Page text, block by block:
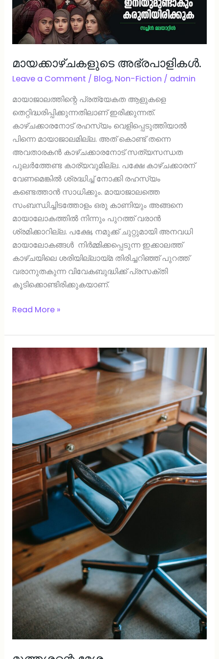
മായക്കാഴ്ചകളുടെ അഭ്രപാളികൾ.
Leave a Comment / Blog, Non-Fiction / admin
മായാജാലത്തിന്റെ പ്രത്യേകത ആളുകളെ
തെറ്റിദ്ധരിപ്പിക്കുന്നതിലാണ് ഇരിക്കുന്നത്.
കാഴ്ചക്കാരനോട് രഹസ്യം വെളിപ്പെടുത്തിയാൽ
പിന്നെ മായാജാലമില്ല. അത് കൊണ്ട് തന്നെ
അവതാരകൻ കാഴ്ചക്കാരനോട് സത്യസന്ധത
പുലർത്തേണ്ട കാര്യവുമില്ല. പക്ഷേ കാഴ്ചക്കാരന്
വേണമെങ്കിൽ ശ്രദ്ധിച്ച് നോക്കി രഹസ്യം
കണ്ടെത്താൻ സാധിക്കും. മായാജാലത്തെ
സംബന്ധിച്ചിടത്തോളം ഒരു കാണിയും അങ്ങനെ
മായാലോകത്തിൽ നിന്നും പുറത്ത് വരാൻ
ശ്രമിക്കാറില്ല. പക്ഷേ, നമുക്ക് ചുറ്റുമായി അനവധി
മായാലോകങ്ങൾ നിർമ്മിക്കപ്പെടുന്ന ഇക്കാലത്ത്
കാഴ്ചയിലെ ശരിയില്ലായ്മ തിരിച്ചറിഞ്ഞ് പുറത്ത്
വരാനുതകുന്ന വിവേകബുദ്ധിക്ക് പ്രസക്തി
കൂടിക്കൊണ്ടിരിക്കുകയാണ്.
Read More »
മുത്തശ്ശന്റെ